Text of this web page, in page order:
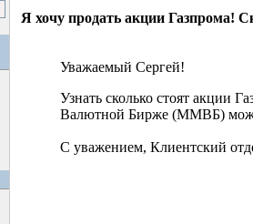
Я хочу продать акции Газпрома!
Уважаемый Сергей!
Узнать сколько стоят акции
Валютной Бирже (ММВБ)
С уважением, Клиентский